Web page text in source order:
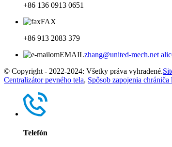
+86 136 0913 0651
FAX
+86 913 2083 379
EMAILzhang@united-mech.net
© Copyright - 2022-2024: Všetky práva vyhradené.
Centralizátor pevného tela, Spôsob zapojenia chrániča
Telefón